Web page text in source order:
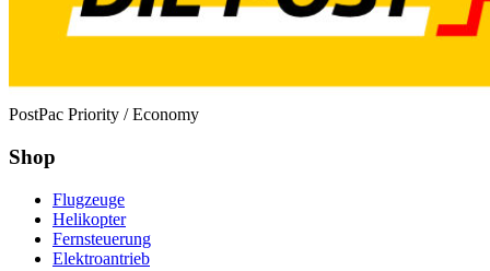
PostPac Priority / Economy
Shop
Flugzeuge
Helikopter
Fernsteuerung
Elektroantrieb